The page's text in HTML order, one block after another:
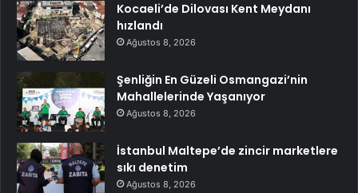
Kocaeli’de Dilovası Kent Meydanı
hızlandı
Ağustos 8, 2026
Şenliğin En Güzeli Osmangazi’nin
Mahallelerinde Yaşanıyor
Ağustos 8, 2026
İstanbul Maltepe’de zincir marketlere
sıkı denetim
Ağustos 8, 2026